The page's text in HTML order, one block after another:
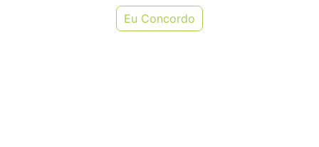
Eu Concordo
Rua Pre. Frederico Hardt, 119 - Centro, Indaial - SC, 89080-018